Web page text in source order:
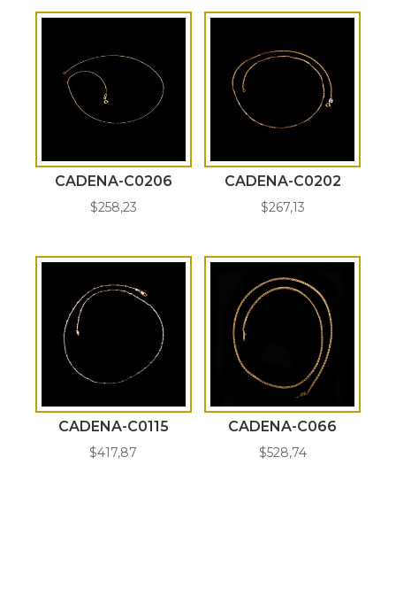
CADENA-C0206
$258,23
CADENA-C0202
$267,13
CADENA-C0115
$417,87
CADENA-C066
$528,74